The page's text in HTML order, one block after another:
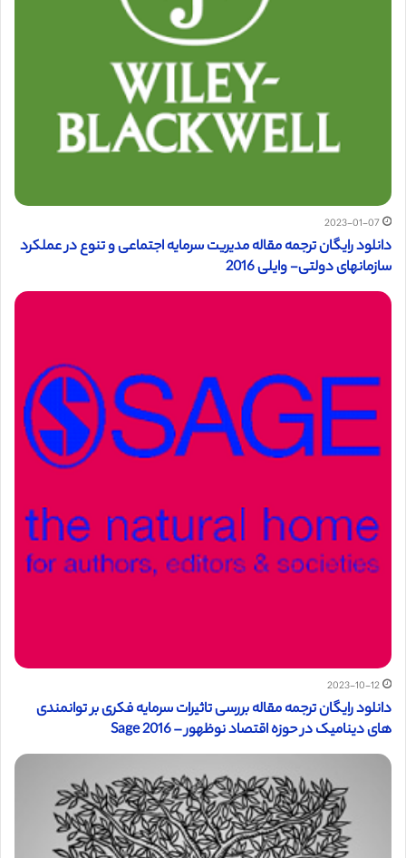
2023-01-07
دانلود رایگان ترجمه مقاله مدیریت سرمايه اجتماعی و تنوع در عملکرد
سازمانهای دولتی- وایلی 2016
2023-10-12
دانلود رایگان ترجمه مقاله بررسی تاثيرات سرمايه فكری بر توانمندی
های ديناميک در حوزه اقتصاد نوظهور – Sage 2016